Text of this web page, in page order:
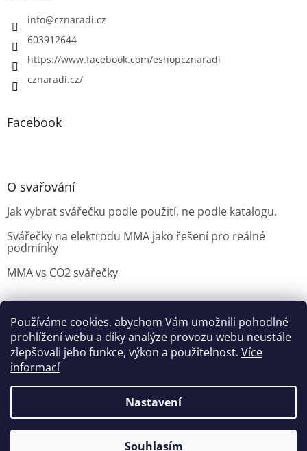
Používáme cookies, abychom Vám umožnili pohodlné
prohlížení webu a díky analýze provozu webu neustále
zlepšovali jeho funkce, výkon a použitelnost. Více
informací
Nastavení
Souhlasím
info@cznaradi.cz
603912644
https://www.facebook.com/eshopcznaradi
cznaradi.cz/
Facebook
O svařování
Jak vybrat svářečku podle použití, ne podle katalogu.
Svářečky na elektrodu MMA jako řešení pro reálné
podmínky
MMA vs CO2 svářečky
Možnosti doručení Nakupovani Možností platby
Výběr svářečky
Vytvořil Shoptet
czNARADI. Všechna práva vyhrazena.